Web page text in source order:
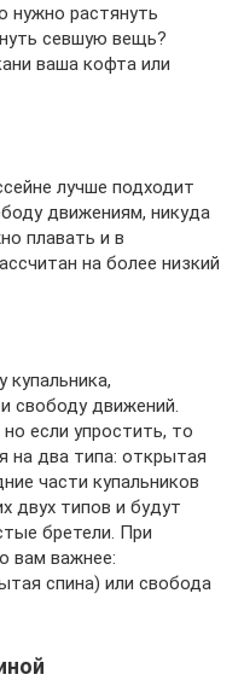
нужно растянуть
севшую вещь?
ваша кофта или
лучше подходит
движениям, никуда
плавать и в
на более низкий
купальника,
свободу движений.
если упростить, то
на два типа: открытая
части купальников
двух типов и будут
бретели. При
вам важнее:
спина) или свобода